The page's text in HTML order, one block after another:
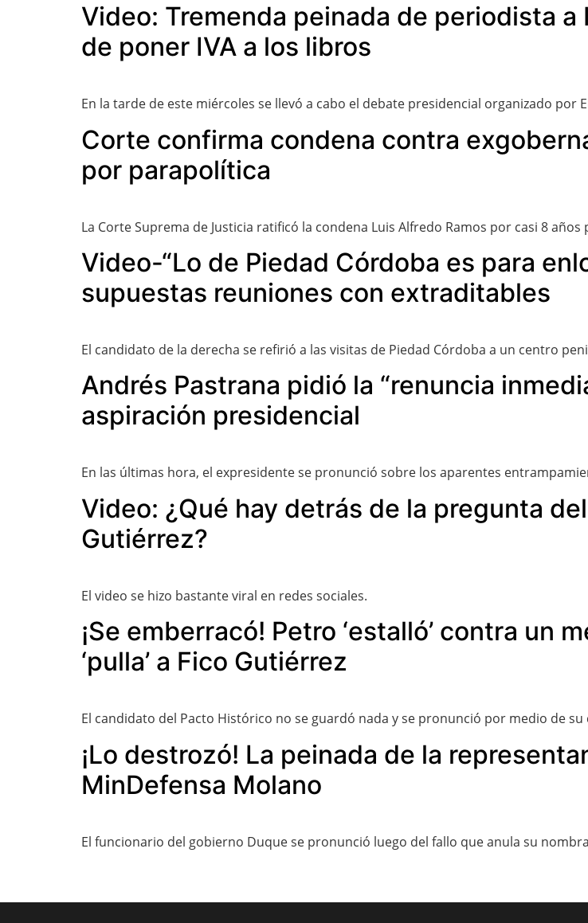
Video: Tremenda peinada de periodista
de poner IVA a los libros
En la tarde de este miércoles se llevó a cabo el debate presidencial organizado por
Corte confirma condena contra
por parapolítica
La Corte Suprema de Justicia ratificó la condena Luis Alfredo Ramos por casi 8
Video-“Lo de Piedad Córdoba es para
supuestas reuniones con extraditables
El candidato de la derecha se refirió a las visitas de Piedad Córdoba a un centro
Andrés Pastrana pidió la “renuncia
aspiración presidencial
En las últimas hora, el expresidente se pronunció sobre los aparentes
Video: ¿Qué hay detrás de la pregunta
Gutiérrez?
El video se hizo bastante viral en redes sociales.
¡Se emberracó! Petro ‘estalló’ contra un
‘pulla’ a Fico Gutiérrez
El candidato del Pacto Histórico no se guardó nada y se pronunció por medio de
¡Lo destrozó! La peinada de la
MinDefensa Molano
El funcionario del gobierno Duque se pronunció luego del fallo que anula su